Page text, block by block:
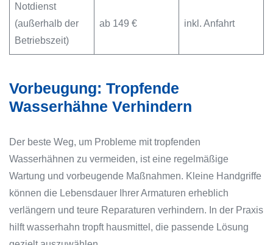
Notdienst
(außerhalb der
Betriebszeit)
ab 149 € inkl. Anfahrt
Vorbeugung: Tropfende
Wasserhähne Verhindern
Der beste Weg, um Probleme mit tropfenden
Wasserhähnen zu vermeiden, ist eine regelmäßige
Wartung und vorbeugende Maßnahmen. Kleine Handgriffe
können die Lebensdauer Ihrer Armaturen erheblich
verlängern und teure Reparaturen verhindern. In der Praxis
hilft wasserhahn tropft hausmittel, die passende Lösung